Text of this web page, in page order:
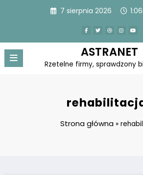
7 sierpnia 2026
ASTRANET
Rzetelne firmy, sprawdzony
Strona główna »